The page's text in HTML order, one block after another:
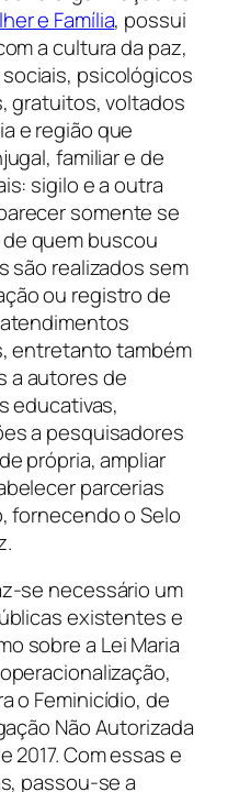
e Família, possui
a cultura da paz,
psicológicos
gratuitos, voltados
e região que
familiar e de
sigilo e a outra
somente se
quem buscou
são realizados sem
ou registro de
entretanto também
a autores de
educativas,
a pesquisadores
própria, ampliar
parcerias
fornecendo o Selo
se necessário um
existentes e
sobre a Lei Maria
o Feminicídio, de
Não Autorizada
2017. Com essas e
passou-se a